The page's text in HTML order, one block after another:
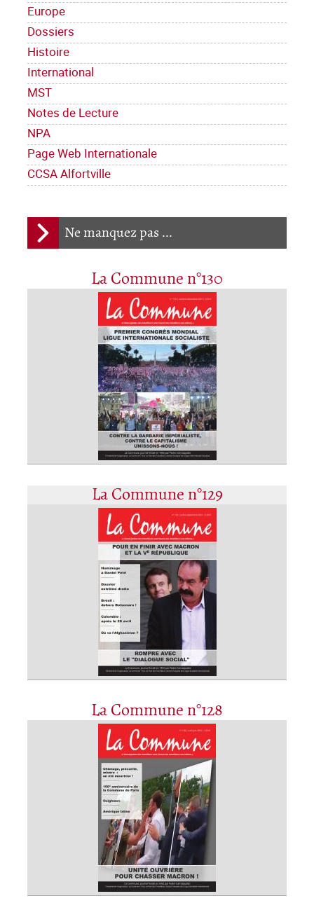
Europe
Dossiers
Histoire
International
MST
Notes de Lecture
NPA
Page Web Internationale
CCSA Alfortville
Ne manquez pas ...
La Commune n°130
La Commune n°129
La Commune n°128